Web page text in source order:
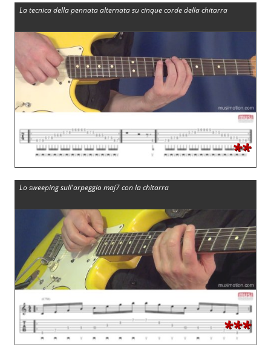
La tecnica della pennata alternata su cinque corde della chitarra
**
Lo sweeping sull'arpeggio maj7 con la chitarra
***